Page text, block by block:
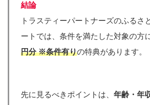
結論
トラスティーパートナーズのふるさ
ートでは、条件を満たした対象の方
円分 ※条件有りの特典があります。
先に見るべきポイントは、 年齢・年